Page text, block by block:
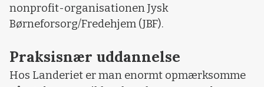
nonprofit-organisationen Jysk
Børneforsorg/Fredehjem (JBF).
Praksisnær uddannelse
Hos Landeriet er man enormt opmærksomme